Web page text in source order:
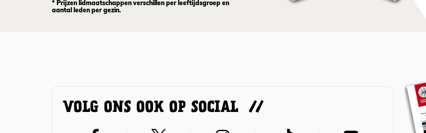
* Prijzen lidmaatschappen verschillen per leeftijdsgroep en
aantal leden per gezin.
VOLG ONS OOK OP SOCIAL